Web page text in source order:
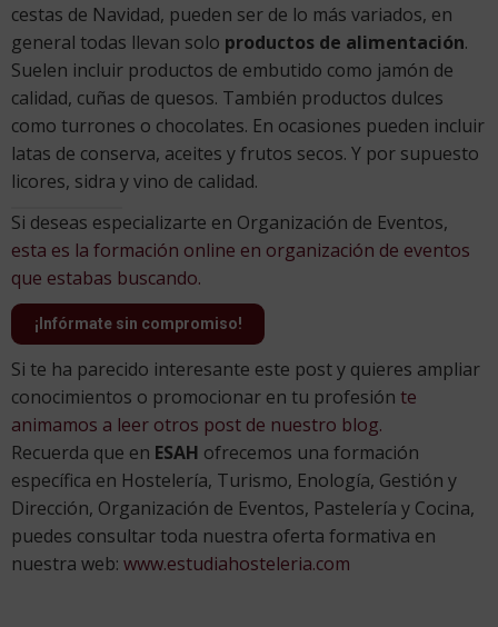
cestas de Navidad, pueden ser de lo más variados, en
general todas llevan solo productos de alimentación.
Suelen incluir productos de embutido como jamón de
calidad, cuñas de quesos. También productos dulces
como turrones o chocolates. En ocasiones pueden incluir
latas de conserva, aceites y frutos secos. Y por supuesto
licores, sidra y vino de calidad.
Si deseas especializarte en Organización de Eventos,
esta es la formación online en organización de eventos
que estabas buscando.
¡Infórmate sin compromiso!
Si te ha parecido interesante este post y quieres ampliar
conocimientos o promocionar en tu profesión te
animamos a leer otros post de nuestro blog.
Recuerda que en ESAH ofrecemos una formación
específica en Hostelería, Turismo, Enología, Gestión y
Dirección, Organización de Eventos, Pastelería y Cocina,
puedes consultar toda nuestra oferta formativa en
nuestra web: www.estudiahosteleria.com